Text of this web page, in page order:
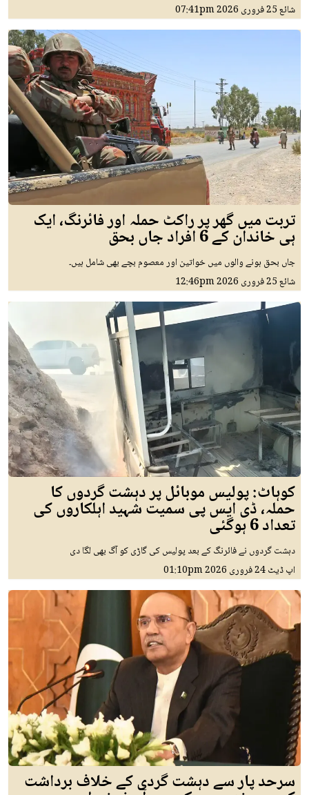
شائع25 فروری 2026 07:41pm
تربت میں گھر پر راکٹ حملہ اور فائرنگ، ایک
ہی خاندان کے 6 افراد جاں بحق
جاں بحق ہونے والوں میں خواتین اور معصوم بچے بھی شامل ہیں۔
شائع25 فروری 2026 12:46pm
کوہاٹ: پولیس موبائل پر دہشت گردوں کا
حملہ، ڈی ایس پی سمیت شہید اہلکاروں کی
تعداد 6 ہوگئی
دہشت گردوں نے فائرنگ کے بعد پولیس کی گاڑی کو آگ بھی لگا دی
اپ ڈیٹ24 فروری 2026 01:10pm
سرحد پار سے دہشت گردی کے خلاف برداشت